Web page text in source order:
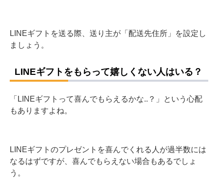
LINEギフトを送る際、送り主が「配送先住所」を設定し
ましょう。
LINEギフトをもらって嬉しくない人はいる？
「LINEギフトって喜んでもらえるかな..？」という心配
もありますよね。
LINEギフトのプレゼントを喜んでくれる人が過半数には
なるはずですが、喜んでもらえない場合もあるでしょ
う。